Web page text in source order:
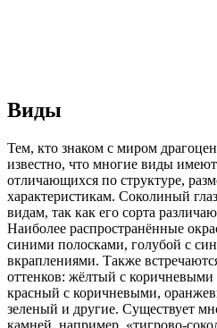
Виды
Тем, кто знаком с миром
известно, что многие виды
отличающихся по структуре,
характеристикам. Соколиный
видам, так как его сорта
Наиболее распространённые
синими полосками, голубой с
вкраплениями. Также
оттенков: жёлтый с
красный с коричневыми,
зеленый и другие. Существует